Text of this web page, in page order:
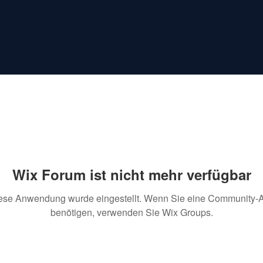
Wix Forum ist nicht mehr verfügbar
Anwendung wurde eingestellt. Wenn Sie eine Community-
benötigen, verwenden Sie Wix Groups.